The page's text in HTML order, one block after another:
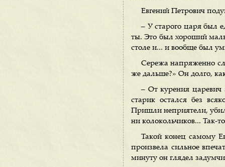
Евгений Петрович
– У старого царя был
ты. Это был хороший
столе и... и вообще был
Сережа напряженно
же дальше?» Он долго,
– От курения царевич
старик остался без
Пришли неприятели,
ни колокольчиков... Так-
Такой конец самому
произвела сильное
минуту он глядел